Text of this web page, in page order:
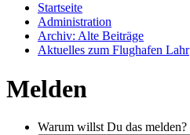
Startseite
Administration
Archiv: Alte Beiträge
Aktuelles zum Flughafen Lahr
Melden
Warum willst Du das melden?